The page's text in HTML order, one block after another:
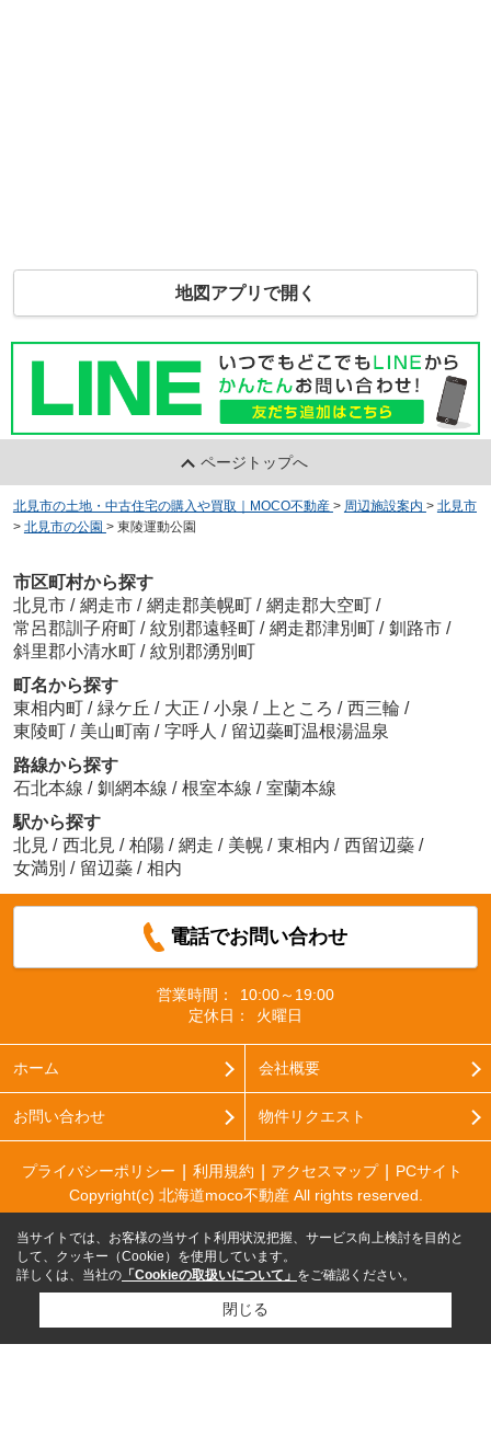
地図アプリで開く
ページトップへ
北見市の土地・中古住宅の購入や買取｜MOCO不動産 > 周辺施設案内 > 北見市
> 北見市の公園 > 東陵運動公園
市区町村から探す
北見市 / 網走市 / 網走郡美幌町 / 網走郡大空町 /
常呂郡訓子府町 / 紋別郡遠軽町 / 網走郡津別町 / 釧路市 /
斜里郡小清水町 / 紋別郡湧別町
町名から探す
東相内町 / 緑ケ丘 / 大正 / 小泉 / 上ところ / 西三輪 /
東陵町 / 美山町南 / 字呼人 / 留辺蘂町温根湯温泉
路線から探す
石北本線 / 釧網本線 / 根室本線 / 室蘭本線
駅から探す
北見 / 西北見 / 柏陽 / 網走 / 美幌 / 東相内 / 西留辺蘂 /
女満別 / 留辺蘂 / 相内
電話でお問い合わせ
営業時間：
10:00～19:00
定休日：
火曜日
ホーム 会社概要
お問い合わせ 物件リクエスト
プライバシーポリシー 利用規約 アクセスマップ
PCサイト
Copyright(c) 北海道moco不動産 All rights reserved.
当サイトでは、お客様の当サイト利用状況把握、サービス向上検討を目的と
して、クッキー（Cookie）を使用しています。
詳しくは、当社の 「Cookieの取扱いについて」 をご確認ください。
閉じる